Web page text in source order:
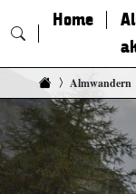
Zum Inhalt springen
Home
Almwandern